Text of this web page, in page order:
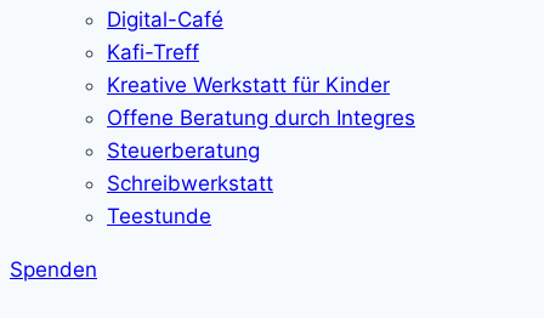
Digital-Café
Kafi-Treff
Kreative Werkstatt für Kinder
Offene Beratung durch Integres
Steuerberatung
Schreibwerkstatt
Teestunde
Spenden